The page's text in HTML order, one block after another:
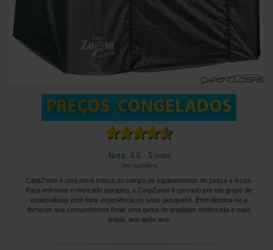
Nota: 4.6 - 5 voto
Ver opiniões
CarpZoom é uma nova marca no campo de equipamentos de pesca e iscas.
Para enfrentar o mercado europeu, o CarpZoom é cercado por um grupo de
especialistas com forte experiência no setor pesqueiro. Este destina-se a
fornecer aos consumidores finais uma gama de produtos melhorada e mais
ampla, ano após ano.